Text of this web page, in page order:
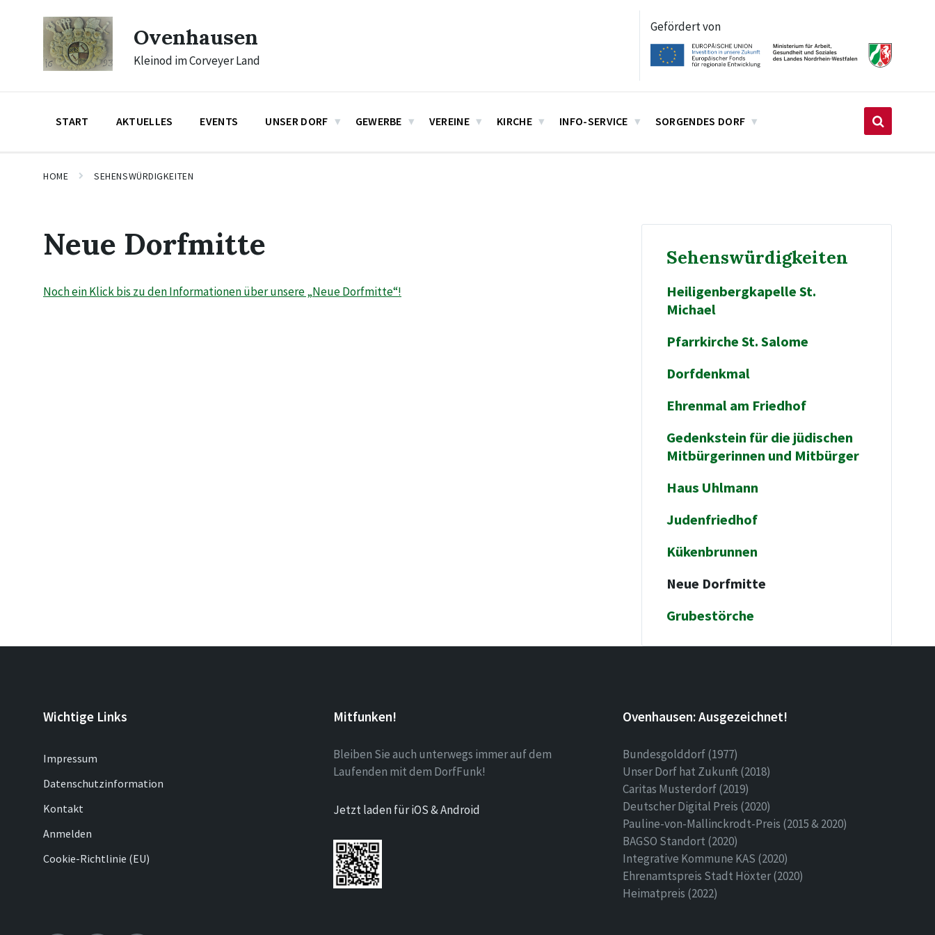
navigation
Ovenhausen
Kleinod im Corveyer Land
Gefördert von
START AKTUELLES EVENTS UNSER DORF GEWERBE VEREINE KIRCHE INFO-SERVICE SORGENDES DORF
HOME SEHENSWÜRDIGKEITEN
Neue Dorfmitte
Noch ein Klick bis zu den Informationen über unsere „Neue Dorfmitte“!
Sehenswürdigkeiten
Heiligenbergkapelle St.
Michael
Pfarrkirche St. Salome
Dorfdenkmal
Ehrenmal am Friedhof
Gedenkstein für die jüdischen
Mitbürgerinnen und Mitbürger
Haus Uhlmann
Judenfriedhof
Kükenbrunnen
Neue Dorfmitte
Grubestörche
Wichtige Links
Impressum
Datenschutzinformation
Kontakt
Anmelden
Cookie-Richtlinie (EU)
Mitfunken!
Bleiben Sie auch unterwegs immer auf dem
Laufenden mit dem DorfFunk!
Jetzt laden für iOS & Android
Ovenhausen: Ausgezeichnet!
Bundesgolddorf (1977)
Unser Dorf hat Zukunft (2018)
Caritas Musterdorf (2019)
Deutscher Digital Preis (2020)
Pauline-von-Mallinckrodt-Preis (2015 & 2020)
BAGSO Standort (2020)
Integrative Kommune KAS (2020)
Ehrenamtspreis Stadt Höxter (2020)
Heimatpreis (2022)